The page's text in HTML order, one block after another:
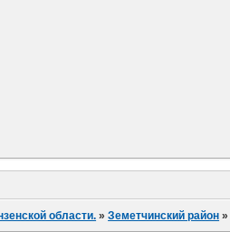
области. »Земетчинский район »